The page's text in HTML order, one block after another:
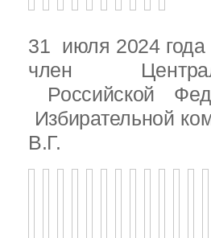
31 июля 2024
член
Российской
Избирательной
В.Г.